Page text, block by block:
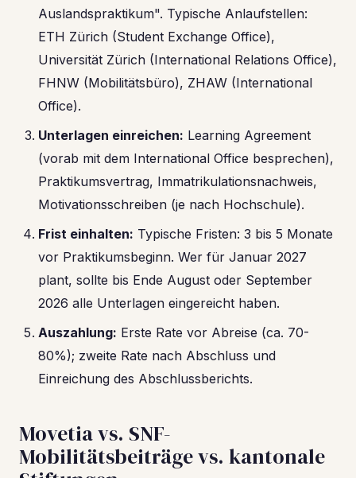
Auslandspraktikum". Typische Anlaufstellen:
ETH Zürich (Student Exchange Office),
Universität Zürich (International Relations Office),
FHNW (Mobilitätsbüro), ZHAW (International
Office).
Unterlagen einreichen: Learning Agreement
(vorab mit dem International Office besprechen),
Praktikumsvertrag, Immatrikulationsnachweis,
Motivationsschreiben (je nach Hochschule).
Frist einhalten: Typische Fristen: 3 bis 5 Monate
vor Praktikumsbeginn. Wer für Januar 2027
plant, sollte bis Ende August oder September
2026 alle Unterlagen eingereicht haben.
Auszahlung: Erste Rate vor Abreise (ca. 70-
80%); zweite Rate nach Abschluss und
Einreichung des Abschlussberichts.
Movetia vs. SNF-
Mobilitätsbeiträge vs. kantonale